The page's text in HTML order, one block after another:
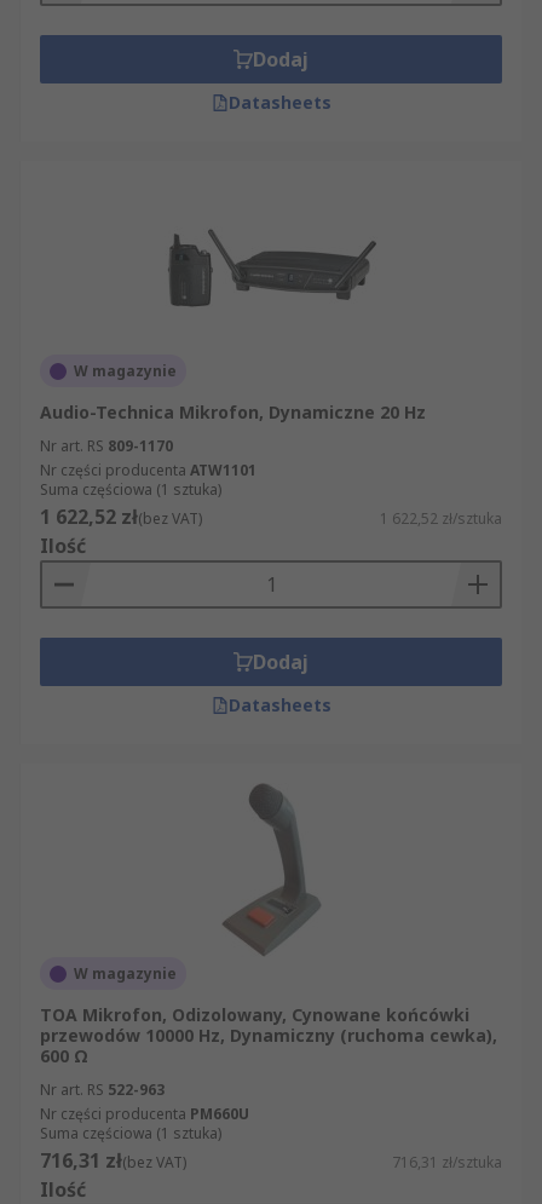
Dodaj
Datasheets
W magazynie
Audio-Technica Mikrofon, Dynamiczne 20 Hz
Nr art. RS 809-1170
Nr części producenta ATW1101
Suma częściowa (1 sztuka)
1 622,52 zł(bez VAT) 1 622,52 zł/sztuka
Ilość
Dodaj
Datasheets
W magazynie
TOA Mikrofon, Odizolowany, Cynowane końcówki
przewodów 10000 Hz, Dynamiczny (ruchoma cewka),
600 Ω
Nr art. RS 522-963
Nr części producenta PM660U
Suma częściowa (1 sztuka)
716,31 zł(bez VAT) 716,31 zł/sztuka
Ilość